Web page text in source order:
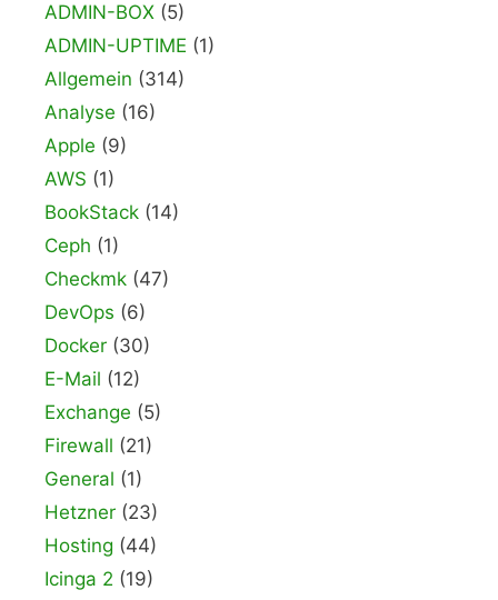
ADMIN-BOX (5)
ADMIN-UPTIME (1)
Allgemein (314)
Analyse (16)
Apple (9)
AWS (1)
BookStack (14)
Ceph (1)
Checkmk (47)
DevOps (6)
Docker (30)
E-Mail (12)
Exchange (5)
Firewall (21)
General (1)
Hetzner (23)
Hosting (44)
Icinga 2 (19)